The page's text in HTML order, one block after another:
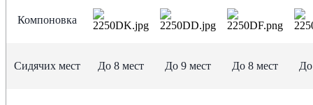
Компоновка
Сидячих мест До 8 мест До 9 мест До 8 мест